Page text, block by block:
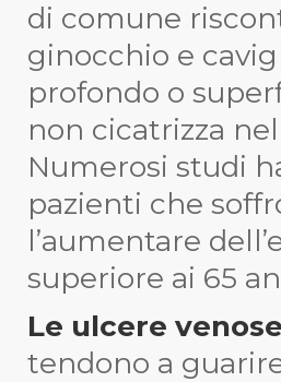
di comune
ginocchio e
profondo o
non cicatrizza
Numerosi studi
pazienti che
l’aumentare
superiore ai 65
Le ulcere venose
tendono a